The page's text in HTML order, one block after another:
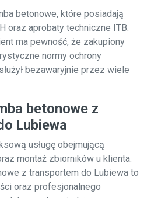
betonowe, które posiadają
oraz aprobaty techniczne ITB.
ma pewność, że zakupiony
normy ochrony
bezawaryjnie przez wiele
betonowe z
Lubiewa
usługę obejmującą
montaż zbiorników u klienta.
z transportem do Lubiewa to
oraz profesjonalnego